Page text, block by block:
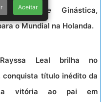
Brasileiro de Ginástica,
o Mundial na Holanda.
Leal brilha no
conquista título inédito da
vitória ao pai em
Aceitar